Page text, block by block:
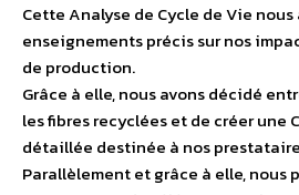
Cette Analyse de Cycle de Vie
enseignements précis sur nos
de production.
Grâce à elle, nous avons décidé
les fibres recyclées et de créer une
détaillée destinée à nos
Parallèlement et grâce à elle,